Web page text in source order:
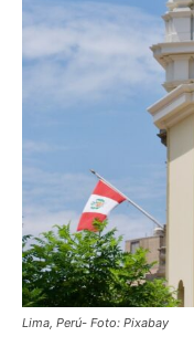
Lima, Perú- Foto: Pixabay